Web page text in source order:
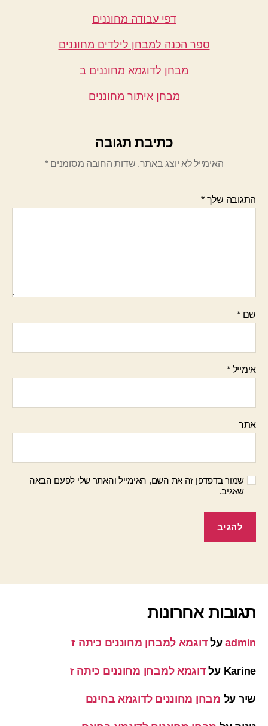
דפי עבודה מחוננים
ספר הכנה למבחן לילדים מחוננים
מבחן לדוגמא מחוננים ב
מבחן איתור מחוננים
כתיבת תגובה
האימייל לא יוצג באתר. שדות החובה מסומנים*
התגובה שלך*
שם*
אימייל*
אתר
שמור בדפדפן זה את השם, האימייל והאתר שלי לפעם הבאה
שאגיב.
תגובות אחרונות
adminעלדוגמא למבחן מחוננים כיתה ז
Karine עלדוגמא למבחן מחוננים כיתה ז
שיר על מבחן מחוננים לדוגמא בחינם